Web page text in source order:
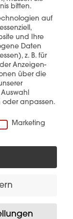
bitten.
auf
und Ihre
Daten
z. B. für
Anzeigen-
über die
oder anpassen.
Marketing